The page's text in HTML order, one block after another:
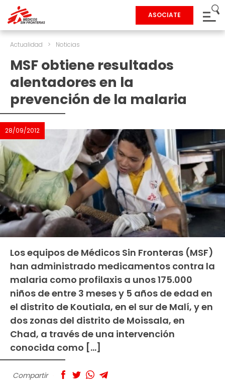
ASOCIATE
Actualidad > Noticias
MSF obtiene resultados
alentadores en la
prevención de la malaria
28/09/2012
Los equipos de Médicos Sin Fronteras (MSF)
han administrado medicamentos contra la
malaria como profilaxis a unos 175.000
niños de entre 3 meses y 5 años de edad en
el distrito de Koutiala, en el sur de Malí, y en
dos zonas del distrito de Moissala, en
Chad, a través de una intervención
conocida como […]
Compartir